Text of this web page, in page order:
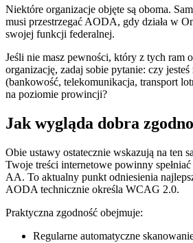
Niektóre organizacje objęte są oboma.
musi przestrzegać AODA, gdy działa w
swojej funkcji federalnej.
Jeśli nie masz pewności, który z tych ram
organizację, zadaj sobie pytanie: czy
(bankowość, telekomunikacja, transport
na poziomie prowincji?
Jak wygląda dobra
Obie ustawy ostatecznie wskazują na ten
Twoje treści internetowe powinny
AA. To aktualny punkt odniesienia
AODA technicznie określa WCAG 2.0.
Praktyczna zgodność obejmuje:
Regularne automatyczne